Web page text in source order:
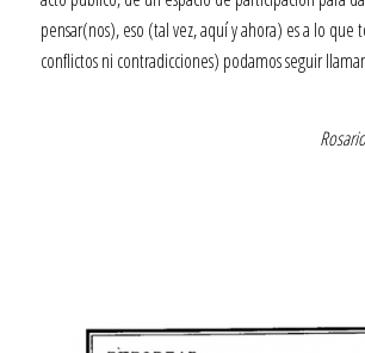
pensar(nos), eso (tal vez, aquí y ahora) es a lo que
conflictos ni contradicciones) podamos seguir